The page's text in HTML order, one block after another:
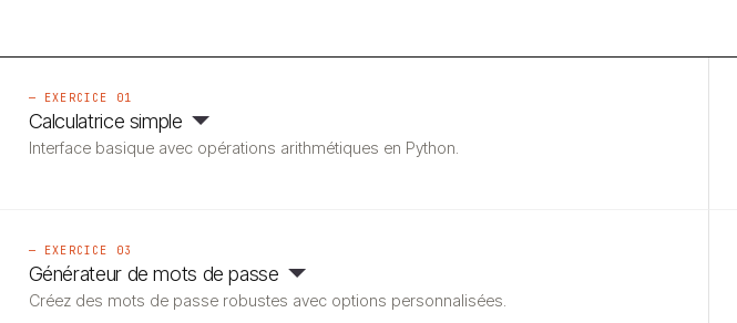
— EXERCICE 01
Calculatrice simple
Interface basique avec opérations arithmétiques en Python.
— EXERCICE 03
Générateur de mots de passe
Créez des mots de passe robustes avec options personnalisées.